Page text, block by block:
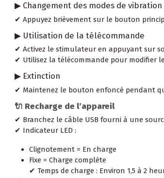
▶ Changement des modes de vibration
✔ Appuyez brièvement sur le bouton
▶ Utilisation de la télécommande
✔ Activez le stimulateur en appuyant sur
✔ Utilisez la télécommande pour modifier
▶ Extinction
✔ Maintenez le bouton enfoncé pendant
🔌 Recharge de l’appareil
✔ Branchez le câble USB fourni à une
✔ Indicateur LED :
Clignotement = En charge
Fixe = Charge complète
✔ Temps de charge : Environ 1,5 à 2